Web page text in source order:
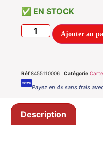
EN STOCK
Ajouter au
Réf8455110006 Catégorie
Payez en 4x sans frais
Description